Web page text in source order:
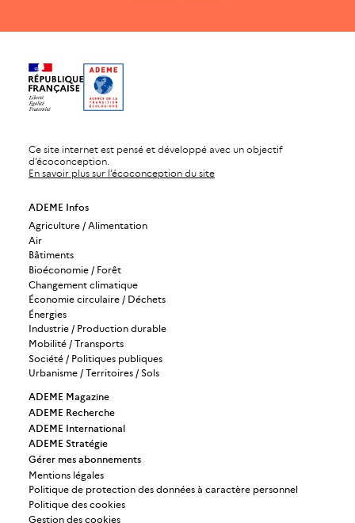
Ce site internet est pensé et développé avec un objectif
d’écoconception.
En savoir plus sur l’écoconception du site
ADEME Infos
Agriculture / Alimentation
Air
Bâtiments
Bioéconomie / Forêt
Changement climatique
Économie circulaire / Déchets
Énergies
Industrie / Production durable
Mobilité / Transports
Société / Politiques publiques
Urbanisme / Territoires / Sols
ADEME Magazine
ADEME Recherche
ADEME International
ADEME Stratégie
Gérer mes abonnements
Mentions légales
Politique de protection des données à caractère personnel
Politique des cookies
Gestion des cookies